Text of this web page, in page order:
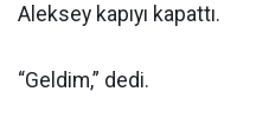
Aleksey kapıyı kapattı.
“Geldim,” dedi.